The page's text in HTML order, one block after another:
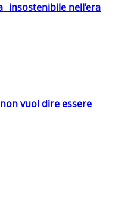
insostenibile nell’era
vuol dire essere